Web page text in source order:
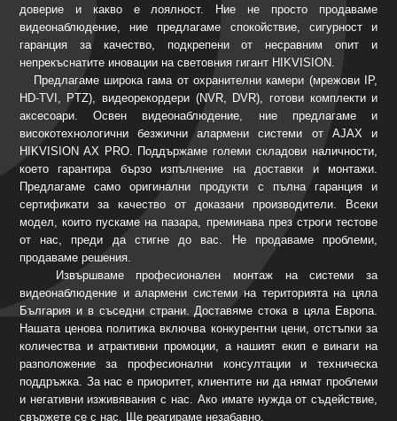
доверие и какво е лоялност. Ние не просто продаваме
видеонаблюдение, ние предлагаме спокойствие, сигурност и
гаранция за качество, подкрепени от несравним опит и
непрекъснатите иновации на световния гигант HIKVISION.
Предлагаме широка гама от охранителни камери (мрежови IP,
HD-TVI, PTZ), видеорекордери (NVR, DVR), готови комплекти и
аксесоари. Освен видеонаблюдение, ние предлагаме и
високотехнологични безжични алармени системи от AJAX и
HIKVISION AX PRO. Поддържаме големи складови наличности,
което гарантира бързо изпълнение на доставки и монтажи.
Предлагаме само оригинални продукти с пълна гаранция и
сертификати за качество от доказани производители. Всеки
модел, които пускаме на пазара, преминава през строги тестове
от нас, преди да стигне до вас. Не продаваме проблеми,
продаваме решения.
Извършваме професионален монтаж на системи за
видеонаблюдение и алармени системи на територията на цяла
България и в съседни страни. Доставяме стока в цяла Европа.
Нашата ценова политика включва конкурентни цени, отстъпки за
количества и атрактивни промоции, а нашият екип е винаги на
разположение за професионални консултации и техническа
поддръжка. За нас е приоритет, клиентите ни да нямат проблеми
и негативни изживявания с нас. Ако имате нужда от съдействие,
свържете се с нас. Ще реагираме незабавно.